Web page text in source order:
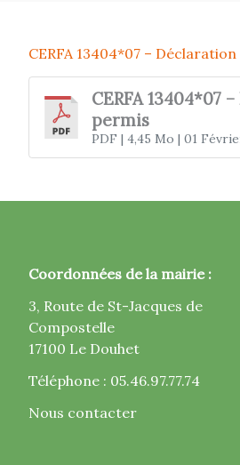
CERFA 13404*07 –
CERFA
permis
PDF | 4,45 Mo | 01
Coordonnées de la mairie :
3, Route de St-Jacques de
Compostelle
17100 Le Douhet
Téléphone : 05.46.97.77.74
Nous contacter